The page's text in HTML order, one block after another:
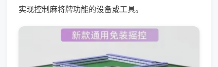
实现控制麻将牌功能的设备或工具。